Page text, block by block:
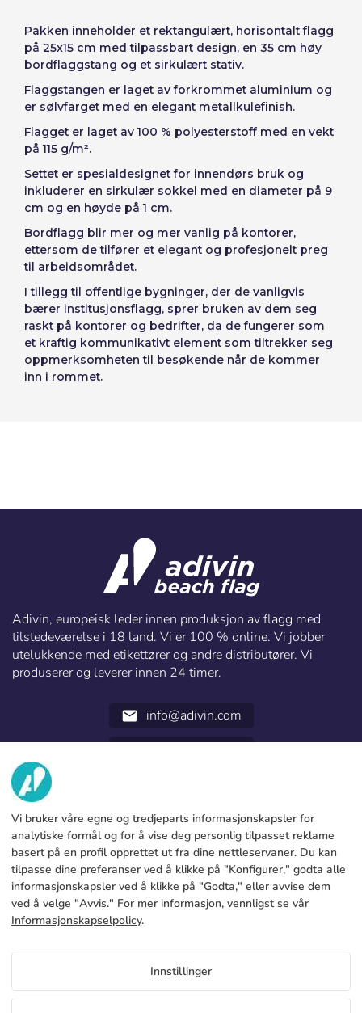
Tilgang
Gjenopprett passord
Opprett konto
Slovenija
Finnish
Slovenčina (Slovak)
Norway
Pakken inneholder et rektangulært, horisontalt flagg
på 25x15 cm med tilpassbart design, en 35 cm høy
bordflaggstang og et sirkulært stativ.
Flaggstangen er laget av forkrommet aluminium og
er sølvfarget med en elegant metallkulefinish.
Flagget er laget av 100 % polyesterstoff med en vekt
på 115 g/m².
Settet er spesialdesignet for innendørs bruk og
inkluderer en sirkulær sokkel med en diameter på 9
cm og en høyde på 1 cm.
Bordflagg blir mer og mer vanlig på kontorer,
ettersom de tilfører et elegant og profesjonelt preg
til arbeidsområdet.
I tillegg til offentlige bygninger, der de vanligvis
bærer institusjonsflagg, sprer bruken av dem seg
raskt på kontorer og bedrifter, da de fungerer som
et kraftig kommunikativt element som tiltrekker seg
oppmerksomheten til besøkende når de kommer
inn i rommet.
Fortsett
Adivin, europeisk leder innen produksjon av flagg med
tilstedeværelse i 18 land. Vi er 100 % online. Vi jobber
utelukkende med etikettører og andre distributører. Vi
produserer og leverer innen 24 timer.
email info@adivin.com
OM OSS
Fabrikk
Kontakt oss
Blog
TJENESTER
Betalingsmetoder
Produksjon og levering
FAQs
JURIDISK INFORMASJON
Juridisk merknad
Generelle vilkår og betingelser
Retningslinjer for informasjonskapsler
Personvernregler
Vi bruker våre egne og tredjeparts informasjonskapsler for
analytiske formål og for å vise deg personlig tilpasset reklame
basert på en profil opprettet ut fra dine nettleservaner. Du kan
tilpasse dine preferanser ved å klikke på "Konfigurer," godta alle
informasjonskapsler ved å klikke på "Godta," eller avvise dem
ved å velge "Avvis." For mer informasjon, vennligst se vår
Informasjonskapselpolicy.
Innstillinger